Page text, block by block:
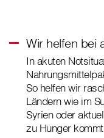
Wir helfen bei
In akuten
So helfen wir
Ländern wie im
Syrien oder
zu Hunger